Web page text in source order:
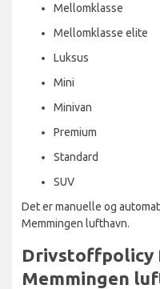
Mellomklasse
Mellomklasse elite
Luksus
Mini
Minivan
Premium
Standard
SUV
Det er manuelle og
Memmingen lufthavn.
Drivstoffpolicy
Memmingen